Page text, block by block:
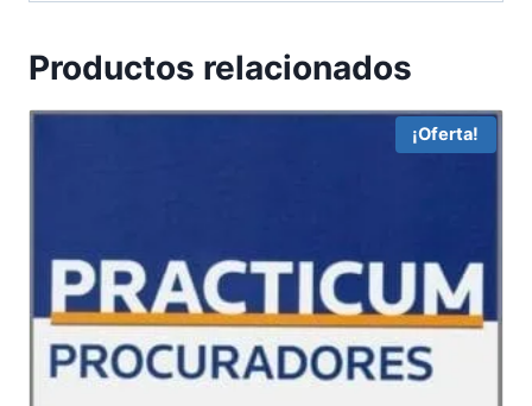
Productos relacionados
¡Oferta!